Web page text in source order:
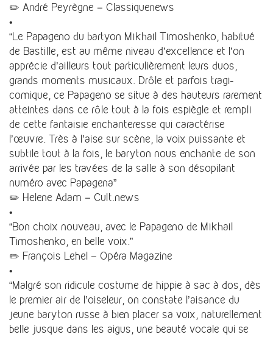
✏️ André Peyrègne – Classiquenews
•
“Le Papageno du bartyon Mikhail Timoshenko, habitué
de Bastille, est au même niveau d’excellence et l’on
apprécie d’ailleurs tout particulièrement leurs duos,
grands moments musicaux. Drôle et parfois tragi-
comique, ce Papageno se situe à des hauteurs rarement
atteintes dans ce rôle tout à la fois espiègle et rempli
de cette fantaisie enchanteresse qui caractérise
l’œuvre. Très à l’aise sur scène, la voix puissante et
subtile tout à la fois, le baryton nous enchante de son
arrivée par les travées de la salle à son désopilant
numéro avec Papagena”
✏️ Helene Adam – Cult.news
•
“Bon choix nouveau, avec le Papageno de Mikhail
Timoshenko, en belle voix.”
✏️ François Lehel – Opéra Magazine
•
“Malgré son ridicule costume de hippie à sac à dos, dès
le premier air de l’oiseleur, on constate l’aisance du
jeune baryton russe à bien placer sa voix, naturellement
belle jusque dans les aigus, une beauté vocale qui se